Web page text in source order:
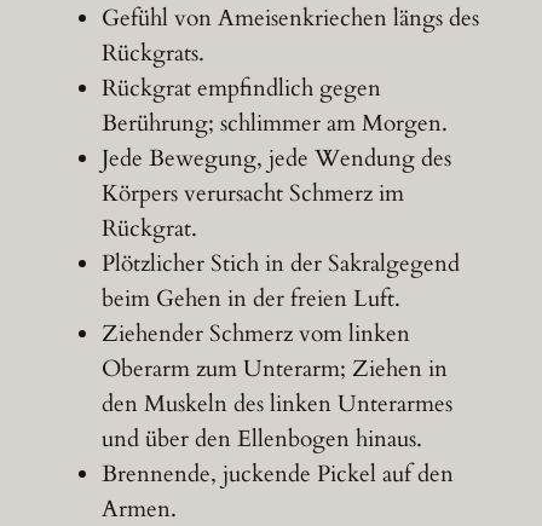
Gefühl von Ameisenkriechen längs des
Rückgrats.
Rückgrat empfindlich gegen
Berührung; schlimmer am Morgen.
Jede Bewegung, jede Wendung des
Körpers verursacht Schmerz im
Rückgrat.
Plötzlicher Stich in der Sakralgegend
beim Gehen in der freien Luft.
Ziehender Schmerz vom linken
Oberarm zum Unterarm; Ziehen in
den Muskeln des linken Unterarmes
und über den Ellenbogen hinaus.
Brennende, juckende Pickel auf den
Armen.